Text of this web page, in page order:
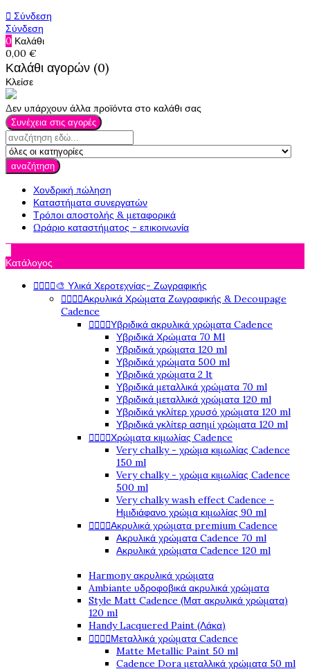
 Σύνδεση
Σύνδεση
0 Καλάθι
0,00 €
Καλάθι αγορών (0)
Κλείσε
Δεν υπάρχουν άλλα προϊόντα στο καλάθι σας
Συνέχεια στις αγορές
αναζήτηση
Χονδρική πώληση
Καταστήματα συνεργατών
Τρόποι αποστολής & μεταφορικά
Ωράριο καταστήματος - επικοινωνία
Κατάλογος
🎨 Υλικά Χεροτεχνίας- Ζωγραφικής
Ακρυλικά Χρώματα Ζωγραφικής & Decoupage
Cadence
Υβριδικά ακρυλικά χρώματα Cadence
Υβριδικά Χρώματα 70 Ml
Υβριδικά χρώματα 120 ml
Υβριδικά χρώματα 500 ml
Υβριδικά χρώματα 2 lt
Υβριδικά μεταλλικά χρώματα 70 ml
Υβριδικά μεταλλικά χρώματα 120 ml
Υβριδικά γκλίτερ χρυσό χρώματα 120 ml
Υβριδικά γκλίτερ ασημί χρώματα 120 ml
Χρώματα κιμωλίας Cadence
Very chalky - χρώμα κιμωλίας Cadence
150 ml
Very chalky - χρώμα κιμωλίας Cadence
500 ml
Very chalky wash effect Cadence -
Ημιδιάφανο χρώμα κιμωλίας 90 ml
Ακρυλικά χρώματα premium Cadence
Ακρυλικά χρώματα Cadence 70 ml
Ακρυλικά χρώματα Cadence 120 ml
Harmony ακρυλικά χρώματα
Ambiante υδροφοβικά ακρυλικά χρώματα
Style Matt Cadence (Ματ ακρυλικά χρώματα)
120 ml
Handy Lacquered Paint (Λάκα)
Μεταλλικά χρώματα Cadence
Matte Metallic Paint 50 ml
Cadence Dora μεταλλικά χρώματα 50 ml